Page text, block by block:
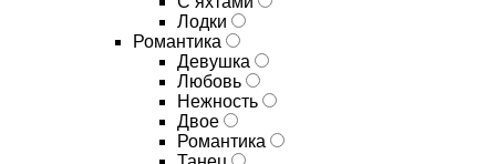
Лодки
Романтика
Девушка
Любовь
Нежность
Двое
Романтика